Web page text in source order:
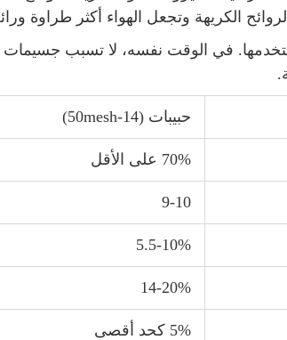
الكريهة وتجعل الهواء أكثر طراوة
في الوقت نفسه، لا تسبب جسيمات
حبيبات (14-50mesh)
70% على الأقل
9-10
5.5-10%
14-20%
5% كحد أقصى